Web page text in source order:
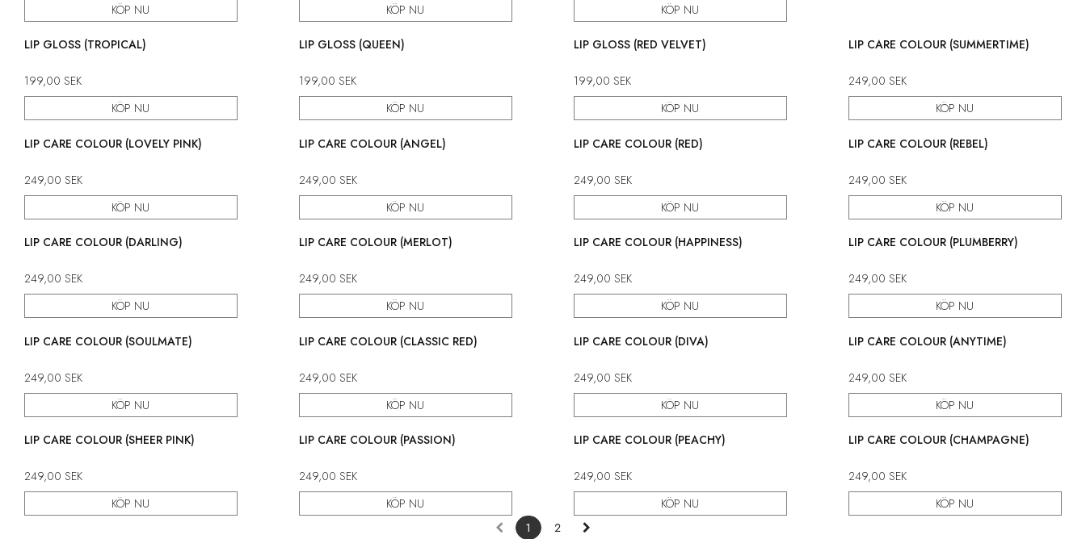
KÖP NU
KÖP NU
KÖP NU
LIP GLOSS (TROPICAL)
199,00 SEK
KÖP NU
LIP GLOSS (QUEEN)
199,00 SEK
KÖP NU
LIP GLOSS (RED VELVET)
199,00 SEK
KÖP NU
LIP CARE COLOUR (SUMMERTIME)
249,00 SEK
KÖP NU
LIP CARE COLOUR (LOVELY PINK)
249,00 SEK
KÖP NU
LIP CARE COLOUR (ANGEL)
249,00 SEK
KÖP NU
LIP CARE COLOUR (RED)
249,00 SEK
KÖP NU
LIP CARE COLOUR (REBEL)
249,00 SEK
KÖP NU
50% rabatt
LIP CARE COLOUR (DARLING)
249,00 SEK
KÖP NU
LIP CARE COLOUR (MERLOT)
249,00 SEK
KÖP NU
LIP CARE COLOUR (HAPPINESS)
249,00 SEK
KÖP NU
LIP CARE COLOUR (PLUMBERRY)
249,00 SEK
KÖP NU
LIP CARE COLOUR (SOULMATE)
249,00 SEK
KÖP NU
LIP CARE COLOUR (CLASSIC RED)
249,00 SEK
KÖP NU
LIP CARE COLOUR (DIVA)
249,00 SEK
KÖP NU
LIP CARE COLOUR (ANYTIME)
249,00 SEK
KÖP NU
LIP CARE COLOUR (SHEER PINK)
249,00 SEK
KÖP NU
LIP CARE COLOUR (PASSION)
249,00 SEK
KÖP NU
50% rabatt
LIP CARE COLOUR (PEACHY)
249,00 SEK
KÖP NU
LIP CARE COLOUR (CHAMPAGNE)
249,00 SEK
KÖP NU
1
2